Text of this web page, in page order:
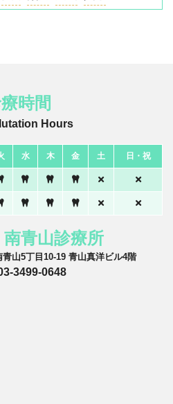
時間
Hours
水 木 金 土 日・祝
青山診療所
山5丁目10-19 青山真洋ビル4階
3499-0648